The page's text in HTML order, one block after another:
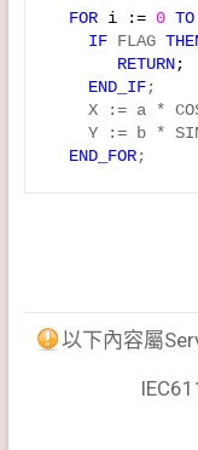
FOR i := 0 TO
IF FLAG
       RETURN
;
    END_IF
;
END_FOR;
以下內容屬